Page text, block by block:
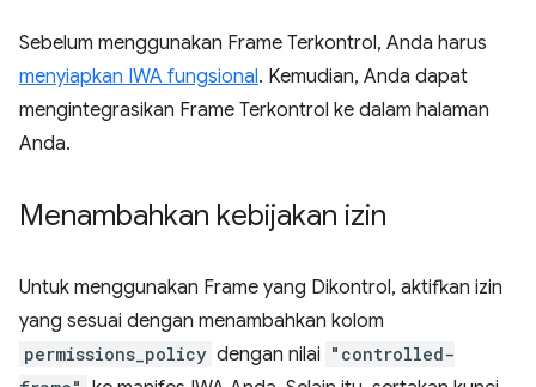
Sebelum menggunakan Frame Terkontrol, Anda harus
menyiapkan IWA fungsional. Kemudian, Anda dapat
mengintegrasikan Frame Terkontrol ke dalam halaman
Anda.
Menambahkan kebijakan izin
Untuk menggunakan Frame yang Dikontrol, aktifkan izin
yang sesuai dengan menambahkan kolom
permissions_policy dengan nilai "controlled-